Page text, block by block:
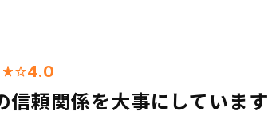
4.0
信頼関係を大事にしています